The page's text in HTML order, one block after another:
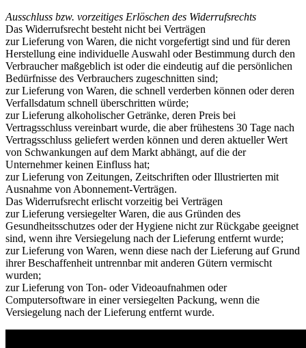
Ausschluss bzw. vorzeitiges Erlöschen des Widerrufsrechts
Das Widerrufsrecht besteht nicht bei Verträgen
zur Lieferung von Waren, die nicht vorgefertigt sind und für deren
Herstellung eine individuelle Auswahl oder Bestimmung durch den
Verbraucher maßgeblich ist oder die eindeutig auf die persönlichen
Bedürfnisse des Verbrauchers zugeschnitten sind;
zur Lieferung von Waren, die schnell verderben können oder deren
Verfallsdatum schnell überschritten würde;
zur Lieferung alkoholischer Getränke, deren Preis bei
Vertragsschluss vereinbart wurde, die aber frühestens 30 Tage nach
Vertragsschluss geliefert werden können und deren aktueller Wert
von Schwankungen auf dem Markt abhängt, auf die der
Unternehmer keinen Einfluss hat;
zur Lieferung von Zeitungen, Zeitschriften oder Illustrierten mit
Ausnahme von Abonnement-Verträgen.
Das Widerrufsrecht erlischt vorzeitig bei Verträgen
zur Lieferung versiegelter Waren, die aus Gründen des
Gesundheitsschutzes oder der Hygiene nicht zur Rückgabe geeignet
sind, wenn ihre Versiegelung nach der Lieferung entfernt wurde;
zur Lieferung von Waren, wenn diese nach der Lieferung auf Grund
ihrer Beschaffenheit untrennbar mit anderen Gütern vermischt
wurden;
zur Lieferung von Ton- oder Videoaufnahmen oder
Computersoftware in einer versiegelten Packung, wenn die
Versiegelung nach der Lieferung entfernt wurde.